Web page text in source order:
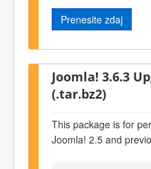
Prenesite zdaj
Joomla! 3.6.3
(.tar.bz2)
This package is for
Joomla! 2.5 and